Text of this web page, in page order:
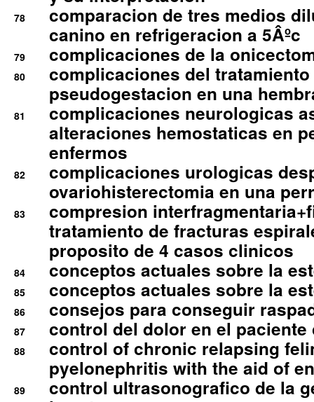
78
comparacion de tres medios
canino en refrigeracion a 5Âºc
79 complicaciones de la
80
complicaciones del
pseudogestacion en una
81
complicaciones neurologicas
alteraciones hemostaticas en
enfermos
82
complicaciones urologicas
ovariohisterectomia en una
83
compresion
tratamiento de fracturas
proposito de 4 casos clinicos
84 conceptos actuales sobre la
85 conceptos actuales sobre la
86 consejos para conseguir
87 control del dolor en el
88
control of chronic relapsing
pyelonephritis with the aid of
89
control ultrasonografico de la